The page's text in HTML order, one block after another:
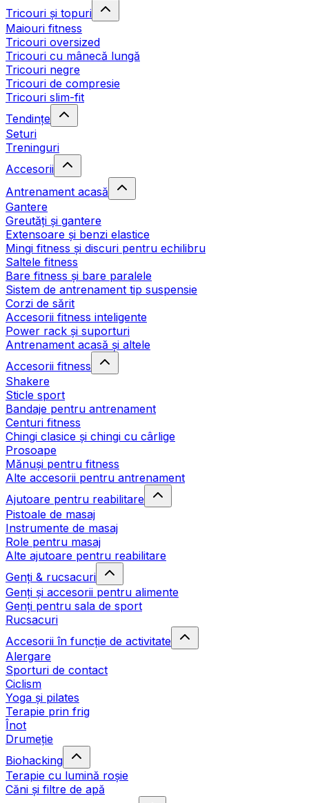
Tricouri și topuri
Maiouri fitness
Tricouri oversized
Tricouri cu mânecă lungă
Tricouri negre
Tricouri de compresie
Tricouri slim-fit
Tendințe
Seturi
Treninguri
Accesorii
Antrenament acasă
Gantere
Greutăți și gantere
Extensoare și benzi elastice
Mingi fitness și discuri pentru echilibru
Saltele fitness
Bare fitness și bare paralele
Sistem de antrenament tip suspensie
Corzi de sărit
Accesorii fitness inteligente
Power rack și suporturi
Antrenament acasă și altele
Accesorii fitness
Shakere
Sticle sport
Bandaje pentru antrenament
Centuri fitness
Chingi clasice și chingi cu cârlige
Prosoape
Mănuși pentru fitness
Alte accesorii pentru antrenament
Ajutoare pentru reabilitare
Pistoale de masaj
Instrumente de masaj
Role pentru masaj
Alte ajutoare pentru reabilitare
Genți & rucsacuri
Genți și accesorii pentru alimente
Genți pentru sala de sport
Rucsacuri
Accesorii în funcție de activitate
Alergare
Sporturi de contact
Ciclism
Yoga și pilates
Terapie prin frig
Înot
Drumeție
Biohacking
Terapie cu lumină roșie
Căni și filtre de apă